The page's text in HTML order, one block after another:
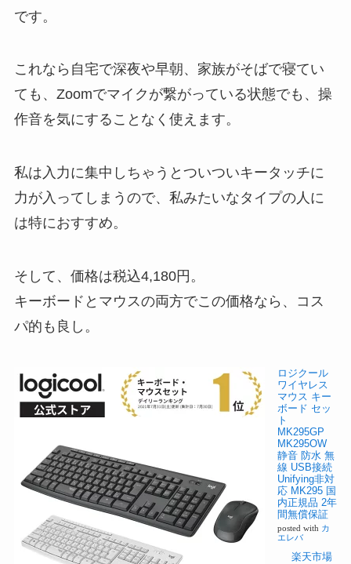
です。
これなら自宅で深夜や早朝、家族がそばで寝てい
ても、Zoomでマイクが繋がっている状態でも、操
作音を気にすることなく使えます。
私は入力に集中しちゃうとついついキータッチに
力が入ってしまうので、私みたいなタイプの人に
は特におすすめ。
そして、価格は税込4,180円。
キーボードとマウスの両方でこの価格なら、コス
パ的も良し。
ロジクール
ワイヤレス
マウス キー
ボード セッ
ト
MK295GP
MK295OW
静音 防水 無
線 USB接続
Unifying非対
応 MK295 国
内正規品 2年
間無償保証
posted with カ
エレバ
楽天市場